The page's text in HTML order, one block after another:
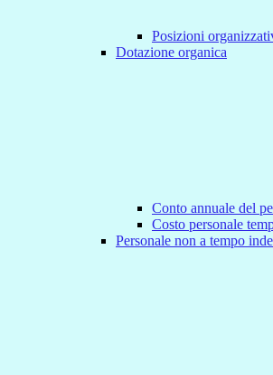
Posizioni
Dotazione organica
Conto annuale del
Costo personale
Personale non a tempo